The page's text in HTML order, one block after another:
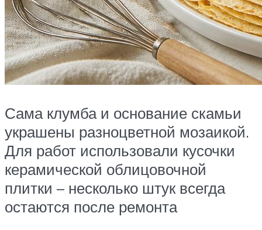
Сама клумба и основание скамьи
украшены разноцветной мозаикой.
Для работ использовали кусочки
керамической облицовочной
плитки – несколько штук всегда
остаются после ремонта